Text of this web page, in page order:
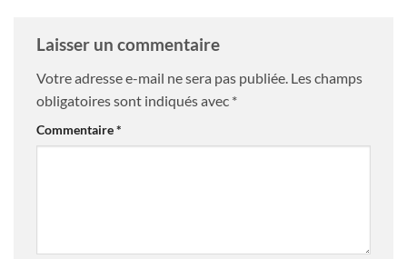
Laisser un commentaire
Votre adresse e-mail ne sera pas publiée. Les champs
obligatoires sont indiqués avec *
Commentaire*